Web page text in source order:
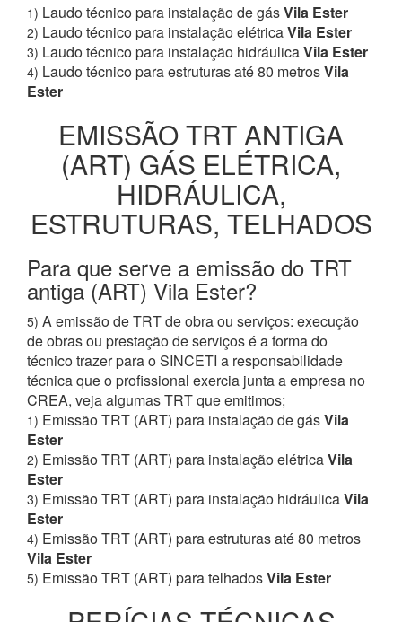
1) Laudo técnico para instalação de gásVila Ester
2) Laudo técnico para instalação elétricaVila Ester
3) Laudo técnico para instalação hidráulicaVila Ester
4) Laudo técnico para estruturas até 80 metrosVila
Ester
EMISSÃO TRT ANTIGA
(ART) GÁS ELÉTRICA,
HIDRÁULICA,
ESTRUTURAS, TELHADOS
Para que serve a emissão do TRT
antiga (ART) Vila Ester?
5) A emissão de TRT de obra ou serviços: execução
de obras ou prestação de serviços é a forma do
técnico trazer para o SINCETI a responsabilidade
técnica que o profissional exercia junta a empresa no
CREA, veja algumas TRT que emitimos;
1) Emissão TRT (ART) para instalação de gásVila
Ester
2) Emissão TRT (ART) para instalação elétricaVila
Ester
3) Emissão TRT (ART) para instalação hidráulicaVila
Ester
4) Emissão TRT (ART) para estruturas até 80 metros
Vila Ester
5) Emissão TRT (ART) para telhadosVila Ester